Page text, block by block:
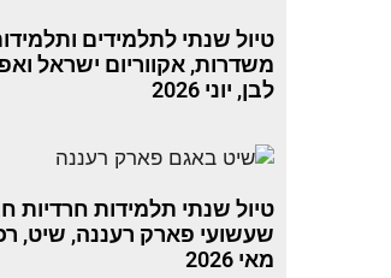
טיול שנתי לתלמידים
משדרות, אקווריום ישראל
לבן, יוני 2026
טיול שנתי תלמידות חרדיות
שעשועי פארק רעננה, שיט,
מאי 2026